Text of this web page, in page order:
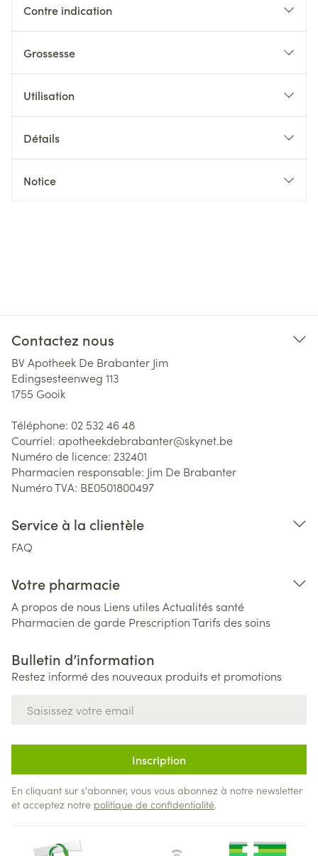
Contre indication
Grossesse
Utilisation
Détails
Notice
Contactez nous
BV Apotheek De Brabanter Jim
Edingsesteenweg 113
1755 Gooik
Téléphone: 02 532 46 48
Courriel: apotheekdebrabanter@skynet.be
Numéro de licence: 232401
Pharmacien responsable: Jim De Brabanter
Numéro TVA: BE0501800497
Service à la clientèle
FAQ
Votre pharmacie
A propos de nous Liens utiles Actualités santé
Pharmacien de garde PrescriptionTarifs des soins
Bulletin d’information
Restez informé des nouveaux produits et promotions
Inscription
En cliquant sur s'abonner, vous vous abonnez à notre newsletter
et acceptez notre politique de confidentialité.